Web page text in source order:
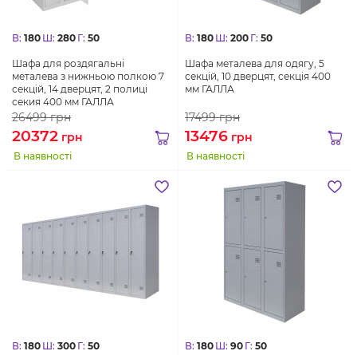
В: 180 Ш: 280 Г: 50
Шафа для роздягальні
металева з нижньою полкою 7
секцій, 14 дверцят, 2 полиці
секия 400 мм ГАЛЛА
26499грн
20372 грн
В наявності
В: 180 Ш: 200 Г: 50
Шафа металева для одягу, 5
секцій, 10 дверцят, секція 400
мм ГАЛЛА
17499грн
13476 грн
В наявності
В: 180 Ш: 300 Г: 50 В: 180 Ш: 90 Г: 50